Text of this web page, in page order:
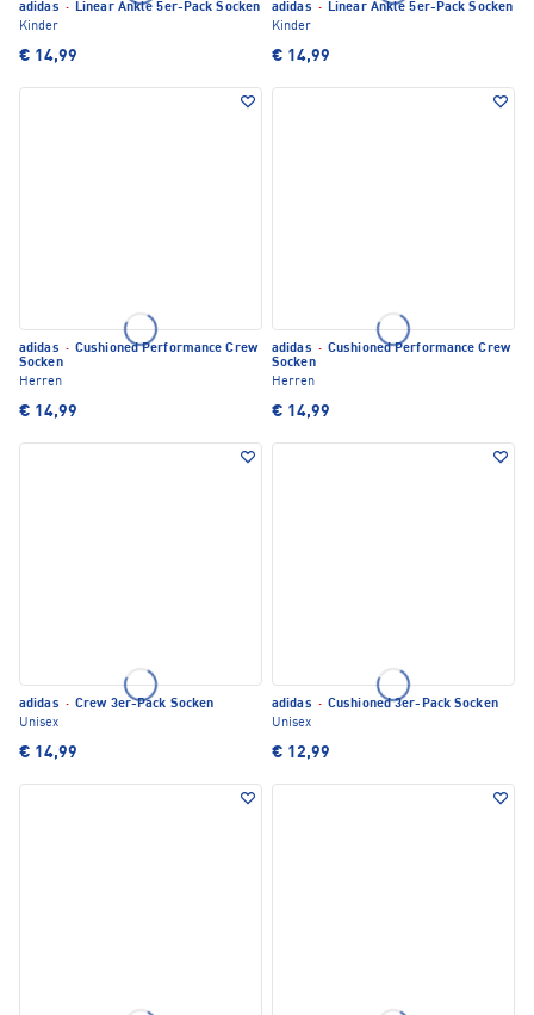
adidas · Linear Ankle 5er-Pack Socken
Kinder
€ 14,99
adidas · Linear Ankle 5er-Pack Socken
Kinder
€ 14,99
adidas · Cushioned Performance Crew
Socken
Herren
€ 14,99
adidas · Cushioned Performance Crew
Socken
Herren
€ 14,99
adidas · Crew 3er-Pack Socken
Unisex
€ 14,99
adidas · Cushioned 3er-Pack Socken
Unisex
€ 12,99